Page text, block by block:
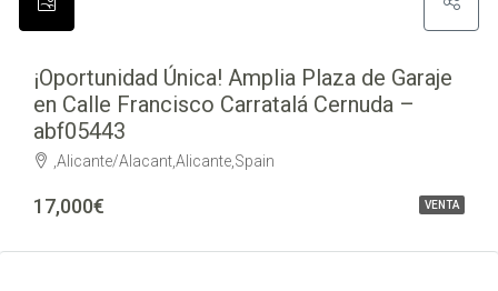
VENTA
¡Oportunidad Única! Amplia Plaza de Garaje
en Calle Francisco Carratalá Cernuda –
abf05443
,Alicante/Alacant,Alicante,Spain
17,000€